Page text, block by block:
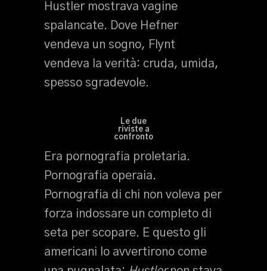
Hustler mostrava vagine
spalancate. Dove Hefner
vendeva un sogno, Flynt
vendeva la verità: cruda, umida,
spesso sgradevole.
Le due
riviste a
confronto
Era pornografia proletaria.
Pornografia operaia.
Pornografia di chi non voleva per
forza indossare un completo di
seta per scopare. E questo gli
americani lo avvertirono come